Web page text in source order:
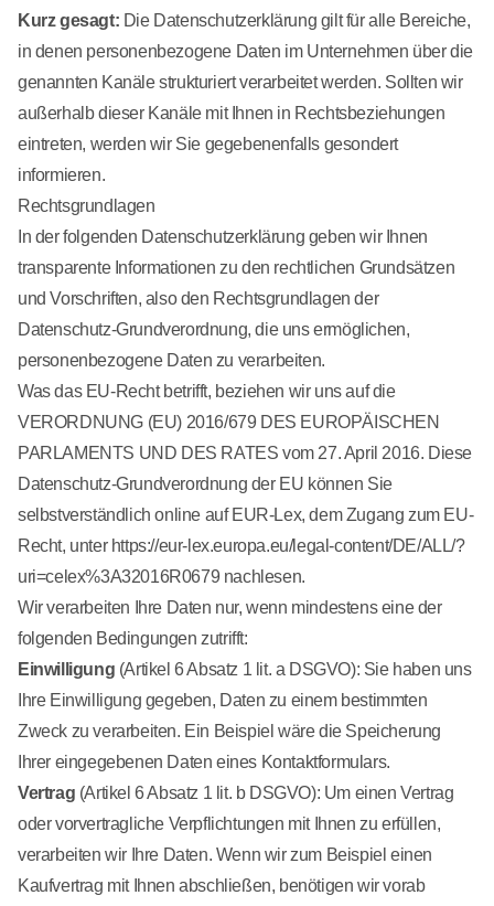
Kurz gesagt: Die Datenschutzerklärung gilt für alle Bereiche,
in denen personenbezogene Daten im Unternehmen über die
genannten Kanäle strukturiert verarbeitet werden. Sollten wir
außerhalb dieser Kanäle mit Ihnen in Rechtsbeziehungen
eintreten, werden wir Sie gegebenenfalls gesondert
informieren.
Rechtsgrundlagen
In der folgenden Datenschutzerklärung geben wir Ihnen
transparente Informationen zu den rechtlichen Grundsätzen
und Vorschriften, also den Rechtsgrundlagen der
Datenschutz-Grundverordnung, die uns ermöglichen,
personenbezogene Daten zu verarbeiten.
Was das EU-Recht betrifft, beziehen wir uns auf die
VERORDNUNG (EU) 2016/679 DES EUROPÄISCHEN
PARLAMENTS UND DES RATES vom 27. April 2016. Diese
Datenschutz-Grundverordnung der EU können Sie
selbstverständlich online auf EUR-Lex, dem Zugang zum EU-
Recht, unter https://eur-lex.europa.eu/legal-content/DE/ALL/?
uri=celex%3A32016R0679 nachlesen.
Wir verarbeiten Ihre Daten nur, wenn mindestens eine der
folgenden Bedingungen zutrifft:
Einwilligung (Artikel 6 Absatz 1 lit. a DSGVO): Sie haben uns
Ihre Einwilligung gegeben, Daten zu einem bestimmten
Zweck zu verarbeiten. Ein Beispiel wäre die Speicherung
Ihrer eingegebenen Daten eines Kontaktformulars.
Vertrag (Artikel 6 Absatz 1 lit. b DSGVO): Um einen Vertrag
oder vorvertragliche Verpflichtungen mit Ihnen zu erfüllen,
verarbeiten wir Ihre Daten. Wenn wir zum Beispiel einen
Kaufvertrag mit Ihnen abschließen, benötigen wir vorab